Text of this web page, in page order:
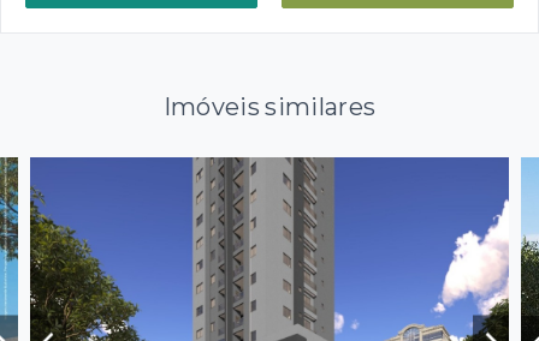
Imóveis similares